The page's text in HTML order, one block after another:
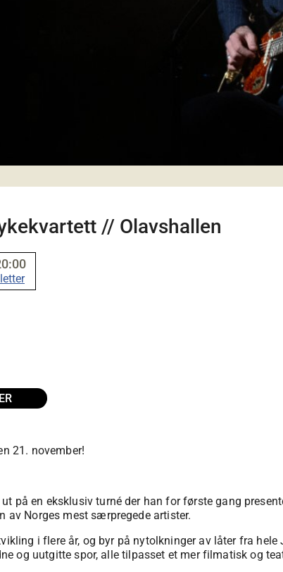
// Olavshallen
21. november!
på en eksklusiv turné der han for første gang
av Norges mest særpregede artister.
i flere år, og byr på nytolkninger av låter fra
og uutgitte spor, alle tilpasset et mer filmatisk og